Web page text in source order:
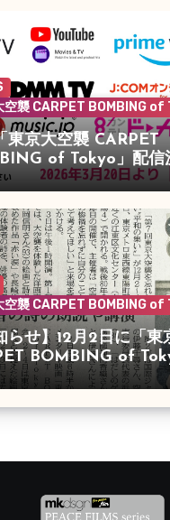
空襲 CARPET BOMBING
東京大空襲 CARPET
of Tokyo」配信
空襲 CARPET BOMBING
らせ】12月2日に「東
BOMBING of
あります